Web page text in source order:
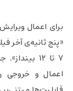
برای اعمال
«پنج ثانیه‌ی آخر
۷ تا ۱۲
اعمال و خروجی